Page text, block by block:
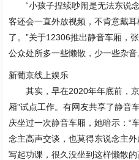
“小孩子捏续吵闹是无法东说
客还会一直外放视频，不肯意戴
了。”关于12306推出静音车厢，
公众处所多一些懒散，少一些杂音
新葡京线上娱乐
其实，早在2020年年底前，京
厢”试点工作。有网友共享了静音
庆坐过一次静音车厢，她暗示：“
念主高声交谈，也莫得东说念主
写起功课，很久没坐到这样懒散